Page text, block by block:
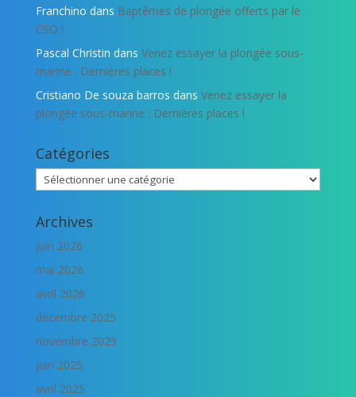
Franchino dans Baptêmes de plongée offerts par le
CSO !
Pascal Christin dans Venez essayer la plongée sous-
marine : Dernières places !
Cristiano De souza barros dans Venez essayer la
plongée sous-marine : Dernières places !
Catégories
Catégories
Archives
juin 2026
mai 2026
avril 2026
décembre 2025
novembre 2025
juin 2025
avril 2025